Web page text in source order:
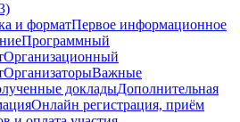
и форматПервое информационное
Программный
Организационный
ОрганизаторыВажные
докладыДополнительная
Онлайн регистрация, приём